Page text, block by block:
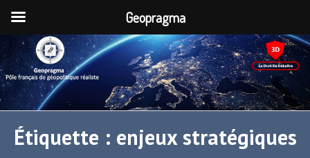
Étiquette : enjeux stratégiques
Geopragma